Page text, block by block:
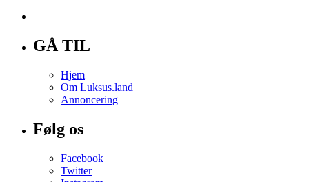
GÅ TIL
Hjem
Om Luksus.land
Annoncering
Følg os
Facebook
Twitter